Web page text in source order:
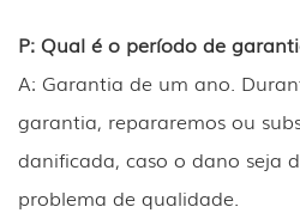
P: Qual é o período de
A: Garantia de um ano.
garantia, repararemos ou
danificada, caso o dano seja
problema de qualidade.